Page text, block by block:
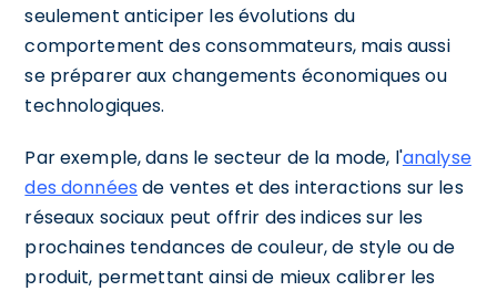
seulement anticiper les évolutions du
comportement des consommateurs, mais aussi
se préparer aux changements économiques ou
technologiques.
Par exemple, dans le secteur de la mode, l'analyse
des données de ventes et des interactions sur les
réseaux sociaux peut offrir des indices sur les
prochaines tendances de couleur, de style ou de
produit, permettant ainsi de mieux calibrer les